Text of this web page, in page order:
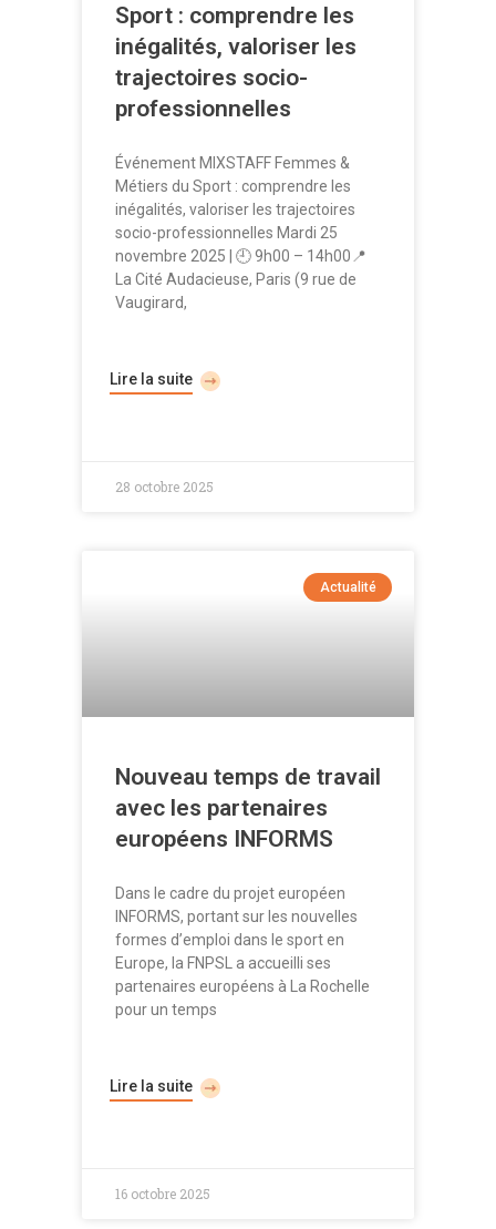
Sport : comprendre les
inégalités, valoriser les
trajectoires socio-
professionnelles
Événement MIXSTAFF Femmes &
Métiers du Sport : comprendre les
inégalités, valoriser les trajectoires
socio-professionnelles Mardi 25
novembre 2025 | 🕘 9h00 – 14h00📍
La Cité Audacieuse, Paris (9 rue de
Vaugirard,
Lire la suite
28 octobre 2025
Actualité
Nouveau temps de travail
avec les partenaires
européens INFORMS
Dans le cadre du projet européen
INFORMS, portant sur les nouvelles
formes d’emploi dans le sport en
Europe, la FNPSL a accueilli ses
partenaires européens à La Rochelle
pour un temps
Lire la suite
16 octobre 2025